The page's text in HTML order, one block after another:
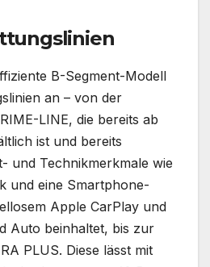
B-Segment-Modell
an – von der
LINE, die bereits ab
ist und bereits
und Technikmerkmale wie
und eine Smartphone-
Apple CarPlay und
Auto beinhaltet, bis zur
PLUS. Diese lässt mit